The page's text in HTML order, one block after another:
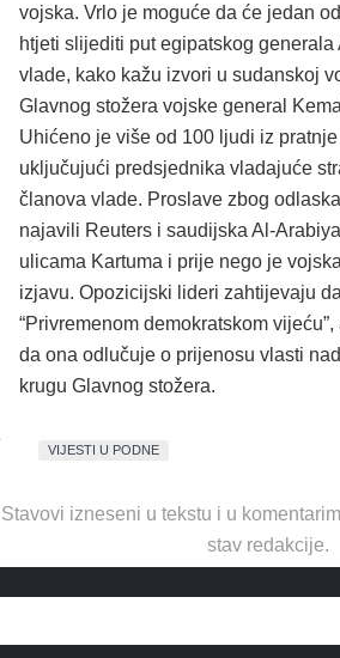
vojska. Vrlo je moguće da će jedan
htjeti slijediti put egipatskog
vlade, kako kažu izvori u sudanskoj
Glavnog stožera vojske general
Uhićeno je više od 100 ljudi iz
uključujući predsjednika vladajuće
članova vlade. Proslave zbog
najavili Reuters i saudijska Al-
ulicama Kartuma i prije nego je
izjavu. Opozicijski lideri zahtijevaju
“Privremenom demokratskom
da ona odlučuje o prijenosu vlasti
krugu Glavnog stožera.
VIJESTI U PODNE
Stavovi izneseni u tekstu i u
stav redakcije.